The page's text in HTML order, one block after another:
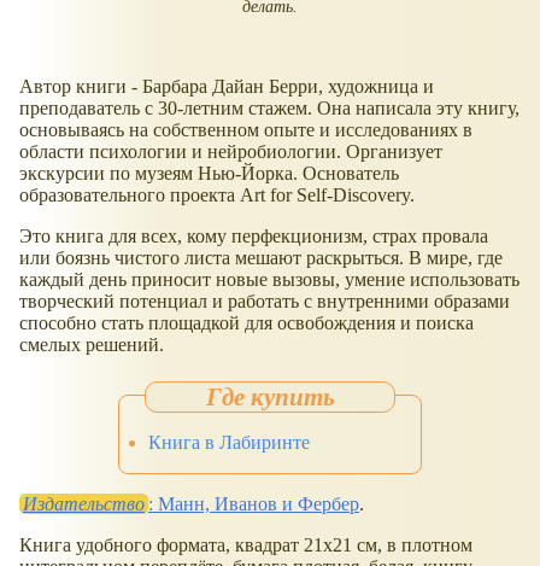
делать.
Автор книги - Барбара Дайан Берри, художница и
преподаватель с 30-летним стажем. Она написала эту книгу,
основываясь на собственном опыте и исследованиях в
области психологии и нейробиологии. Организует
экскурсии по музеям Нью-Йорка. Основатель
образовательного проекта Art for Self-Discovery.
Это книга для всех, кому перфекционизм, страх провала
или боязнь чистого листа мешают раскрыться. В мире, где
каждый день приносит новые вызовы, умение использовать
творческий потенциал и работать с внутренними образами
способно стать площадкой для освобождения и поиска
смелых решений.
Книга в Лабиринте
Издательство : Манн, Иванов и Фербер.
Книга удобного формата, квадрат 21х21 см, в плотном